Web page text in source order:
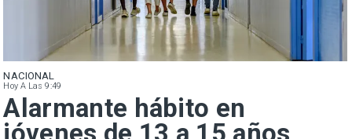
NACIONAL
Hoy A Las 9:49
Alarmante hábito en